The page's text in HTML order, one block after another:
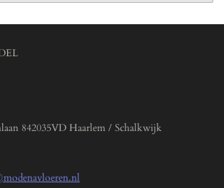
842035VD Haarlem / Schalkwijk